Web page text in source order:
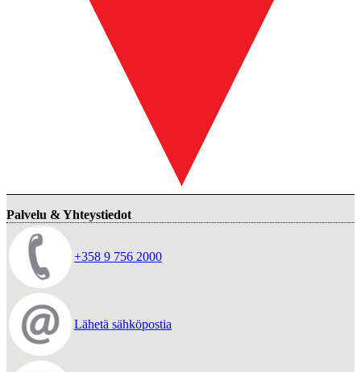
Palvelu & Yhteystiedot
+358 9 756 2000
Lähetä sähköpostia